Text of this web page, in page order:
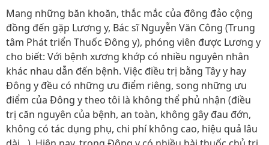
Mang những băn khoăn, thắc mắc của đông đảo cộng
đồng đến gặp Lương y, Bác sĩ Nguyễn Văn Công (Trung
tâm Phát triển Thuốc Đông y), phóng viên được Lương y
cho biết: Với bệnh xương khớp có nhiều nguyên nhân
khác nhau dẫn đến bệnh. Việc điều trị bằng Tây y hay
Đông y đều có những ưu điểm riêng, song những ưu
điểm của Đông y theo tôi là không thể phủ nhận (điều
trị căn nguyên của bệnh, an toàn, không gây đau đớn,
không có tác dụng phụ, chi phí không cao, hiệu quả lâu